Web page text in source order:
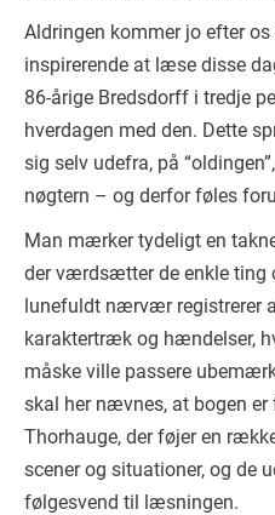
Aldringen kommer jo efter
inspirerende at læse disse
86-årige Bredsdorff i tredje
hverdagen med den. Dette
sig selv udefra, på
nøgtern – og derfor føles
Man mærker tydeligt en
der værdsætter de enkle ting
lunefuldt nærvær registrerer
karaktertræk og hændelser,
måske ville passere
skal her nævnes, at bogen
Thorhauge, der føjer en
scener og situationer, og de
følgesvend til læsningen.